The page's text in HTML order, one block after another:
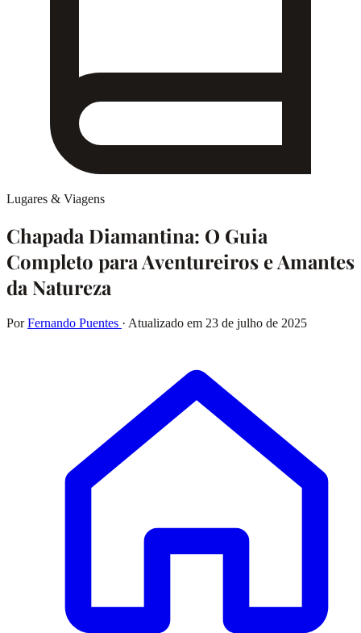
Lugares & Viagens
Chapada Diamantina: O Guia
Completo para Aventureiros e Amantes
da Natureza
PorFernando Puentes · Atualizado em 23 de julho de 2025